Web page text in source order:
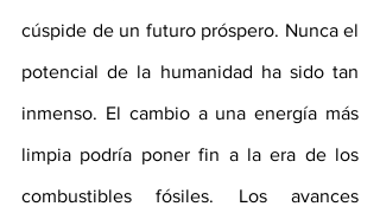
cúspide de un futuro próspero. Nunca el
potencial de la humanidad ha sido tan
inmenso. El cambio a una energía más
limpia podría poner fin a la era de los
combustibles fósiles. Los avances